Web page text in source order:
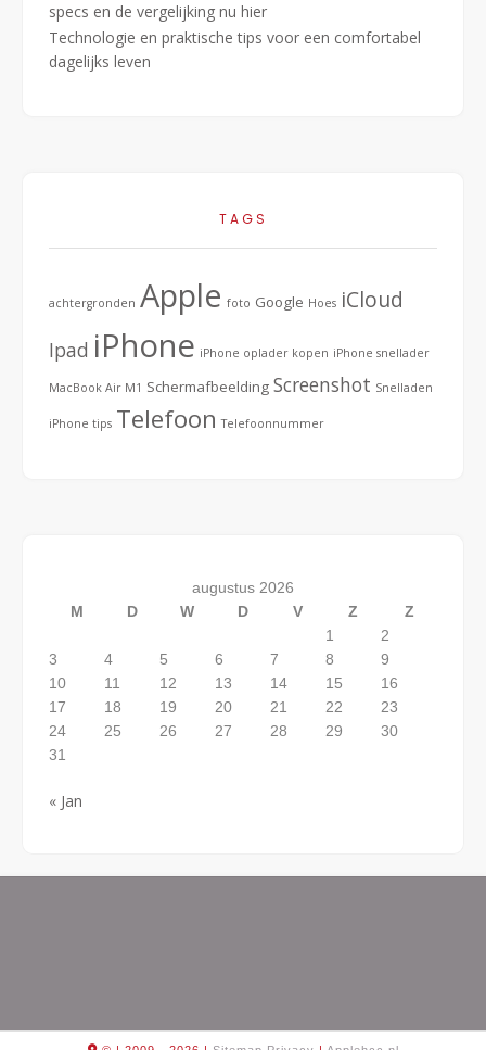
specs en de vergelijking nu hier
Technologie en praktische tips voor een comfortabel
dagelijks leven
TAGS
achtergronden Apple foto Google Hoes iCloud
Ipad iPhone iPhone oplader kopen iPhone snellader
MacBook Air M1 Schermafbeelding Screenshot Snelladen
iPhone tips Telefoon Telefoonnummer
augustus 2026
M
D W D V Z
Z
1
2
3
4 5 6 7 8
9
10
11 12 13 14 15
16
17
18 19 20 21 22
23
24
25 26 27 28 29
30
31
« Jan